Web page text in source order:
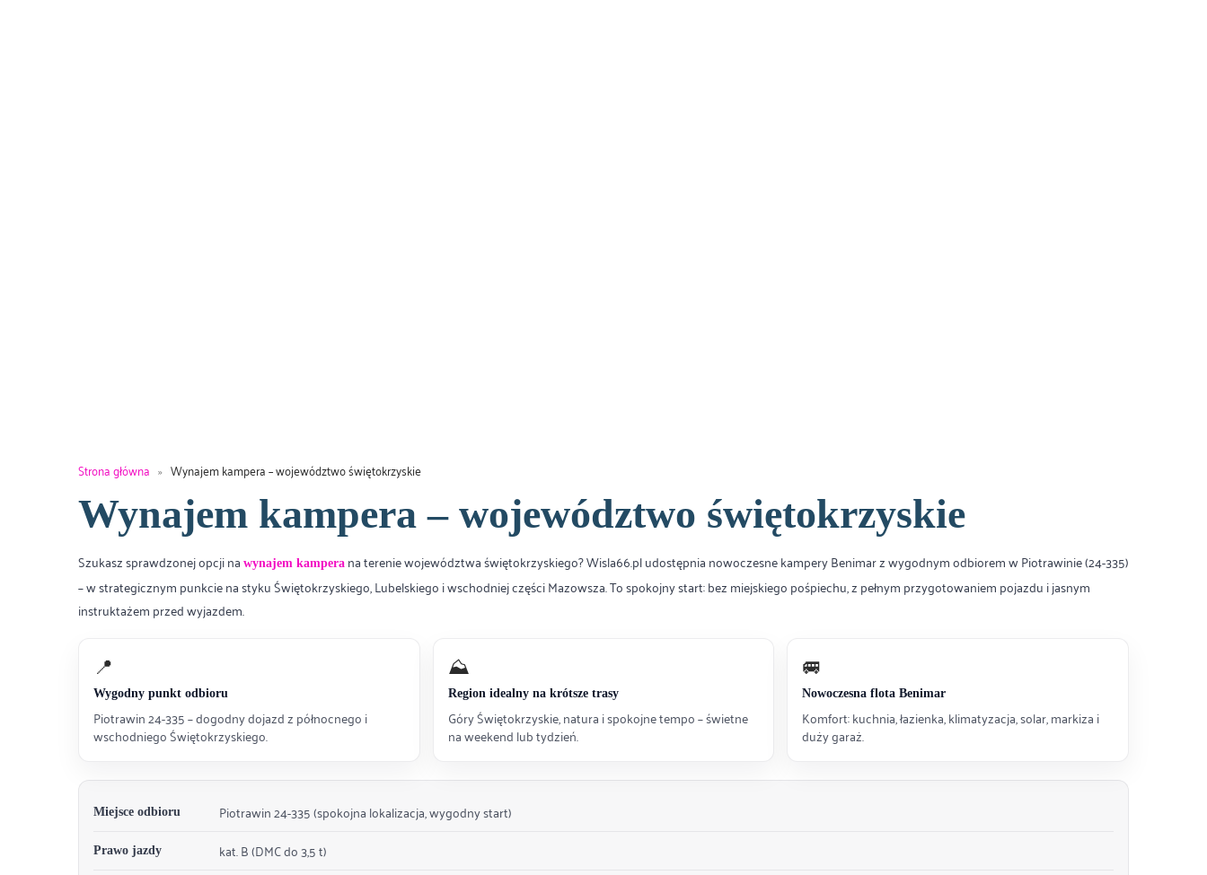
Strona główna » Wynajem kampera – województwo świętokrzyskie
Wynajem kampera – województwo świętokrzyskie
Szukasz sprawdzonej opcji na wynajem kampera na terenie województwa świętokrzyskiego? Wisla66.pl udostępnia nowoczesne kampery Benimar z wygodnym odbiorem w Piotrawinie (24-335)
– w strategicznym punkcie na styku Świętokrzyskiego, Lubelskiego i wschodniej części Mazowsza. To spokojny start: bez miejskiego pośpiechu, z pełnym przygotowaniem pojazdu i jasnym
instruktażem przed wyjazdem.
📍
Wygodny punkt odbioru
Piotrawin 24-335 – dogodny dojazd z północnego i
wschodniego Świętokrzyskiego.
⛰️
Region idealny na krótsze trasy
Góry Świętokrzyskie, natura i spokojne tempo – świetne
na weekend lub tydzień.
🚐
Nowoczesna flota Benimar
Komfort: kuchnia, łazienka, klimatyzacja, solar, markiza i
duży garaż.
Miejsce odbioru Piotrawin 24-335 (spokojna lokalizacja, wygodny start)
Prawo jazdy kat. B (DMC do 3,5 t)